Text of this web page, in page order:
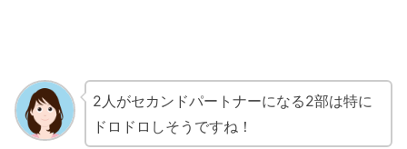
2人がセカンドパートナーになる2部は特に
ドロドロしそうですね！